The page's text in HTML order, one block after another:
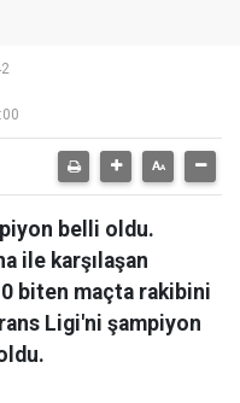
belli oldu.
ile karşılaşan
biten maçta rakibini
Ligi'ni şampiyon